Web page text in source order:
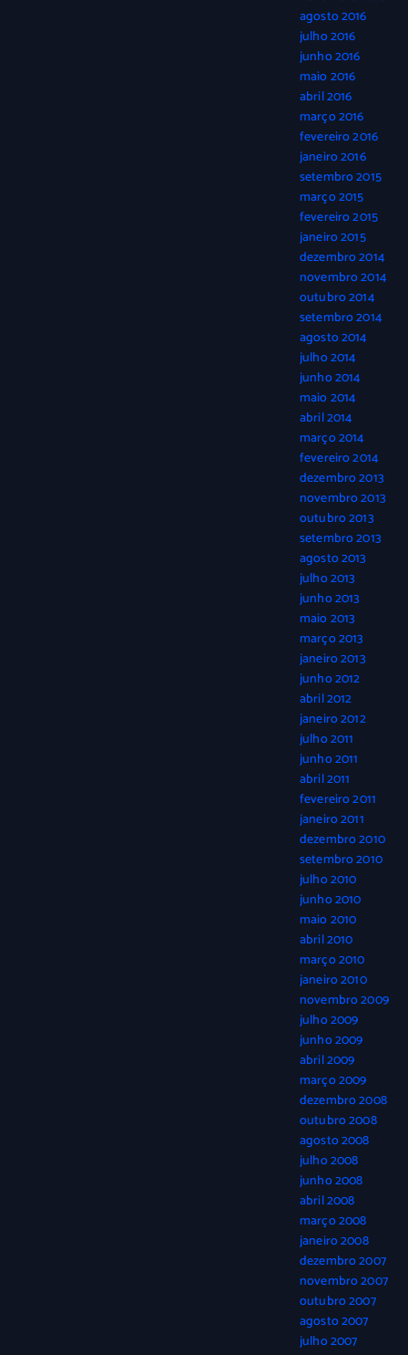
agosto 2016
julho 2016
junho 2016
maio 2016
abril 2016
março 2016
fevereiro 2016
janeiro 2016
setembro 2015
março 2015
fevereiro 2015
janeiro 2015
dezembro 2014
novembro 2014
outubro 2014
setembro 2014
agosto 2014
julho 2014
junho 2014
maio 2014
abril 2014
março 2014
fevereiro 2014
dezembro 2013
novembro 2013
outubro 2013
setembro 2013
agosto 2013
julho 2013
junho 2013
maio 2013
março 2013
janeiro 2013
junho 2012
abril 2012
janeiro 2012
julho 2011
junho 2011
abril 2011
fevereiro 2011
janeiro 2011
dezembro 2010
setembro 2010
julho 2010
junho 2010
maio 2010
abril 2010
março 2010
janeiro 2010
novembro 2009
julho 2009
junho 2009
abril 2009
março 2009
dezembro 2008
outubro 2008
agosto 2008
julho 2008
junho 2008
abril 2008
março 2008
janeiro 2008
dezembro 2007
novembro 2007
outubro 2007
agosto 2007
julho 2007